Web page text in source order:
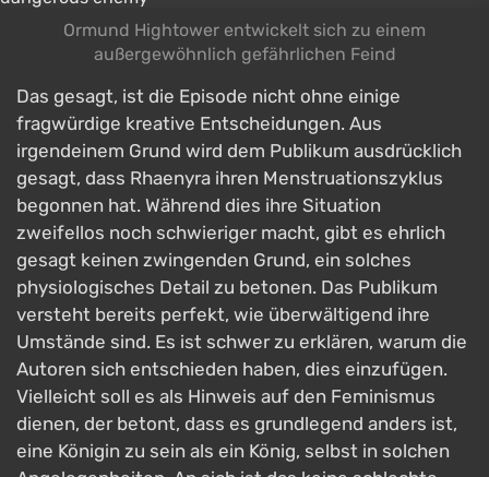
Ormund Hightower entwickelt sich zu einem
außergewöhnlich gefährlichen Feind
Das gesagt, ist die Episode nicht ohne einige
fragwürdige kreative Entscheidungen. Aus
irgendeinem Grund wird dem Publikum ausdrücklich
gesagt, dass Rhaenyra ihren Menstruationszyklus
begonnen hat. Während dies ihre Situation
zweifellos noch schwieriger macht, gibt es ehrlich
gesagt keinen zwingenden Grund, ein solches
physiologisches Detail zu betonen. Das Publikum
versteht bereits perfekt, wie überwältigend ihre
Umstände sind. Es ist schwer zu erklären, warum die
Autoren sich entschieden haben, dies einzufügen.
Vielleicht soll es als Hinweis auf den Feminismus
dienen, der betont, dass es grundlegend anders ist,
eine Königin zu sein als ein König, selbst in solchen